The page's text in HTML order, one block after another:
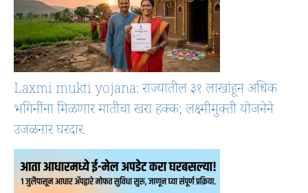
Laxmi mukti yojana: राज्यातील ३१ लाखांहून अधिक
भगिनींना मिळणार मातीचा खरा हक्क; लक्ष्मीमुक्ती योजनेने
उजळनार घरदार.